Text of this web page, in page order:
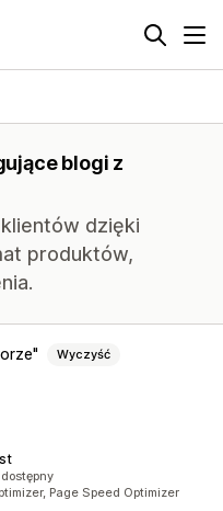
blogi z
dzięki
produktów,
Wyczyść
Page Speed Optimizer